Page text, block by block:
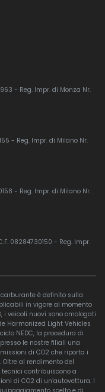
- Reg. Impr. di Monza Nr.
- Reg. Impr. di Milano Nr.
- Reg. Impr. di Milano Nr.
08284730150 - Reg. Impr.
è definito sulla
in vigore al momento
i veicoli nuovi sono omologati
Harmonized Light Vehicles
NEDC, la procedura di
le nostre filiali una
di CO2 che riporta i
al rendimento del
contribuiscono a
di CO2 di un’autovettura. I